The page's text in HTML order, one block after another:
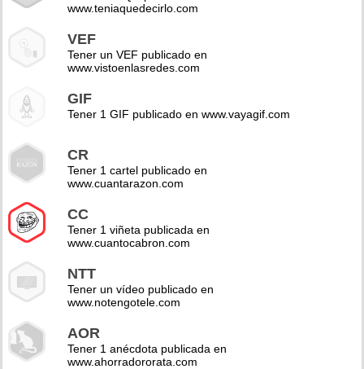
www.teniaquedecirlo.com
VEF
Tener un VEF publicado en
www.vistoenlasredes.com
GIF
Tener 1 GIF publicado en www.vayagif.com
CR
Tener 1 cartel publicado en
www.cuantarazon.com
CC
Tener 1 viñeta publicada en
www.cuantocabron.com
NTT
Tener un vídeo publicado en
www.notengotele.com
AOR
Tener 1 anécdota publicada en
www.ahorradororata.com